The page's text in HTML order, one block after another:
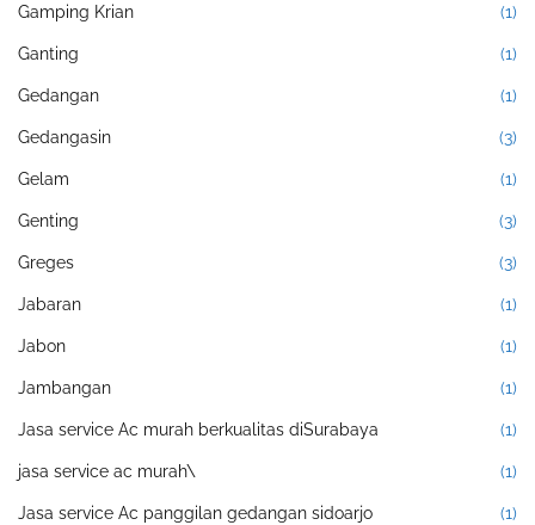
Gamping Krian (1)
Ganting (1)
Gedangan (1)
Gedangasin (3)
Gelam (1)
Genting (3)
Greges (3)
Jabaran (1)
Jabon (1)
Jambangan (1)
Jasa service Ac murah berkualitas diSurabaya (1)
jasa service ac murah\ (1)
Jasa service Ac panggilan gedangan sidoarjo (1)